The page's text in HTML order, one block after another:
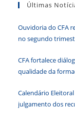
o
o
k
Últimas
Ouvidoria do CFA
no segundo
CFA fortalece
qualidade da
Calendário
julgamento dos